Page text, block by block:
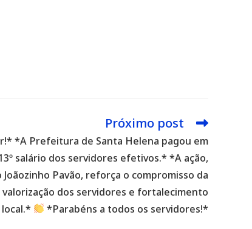
Próximo post
*A Prefeitura de Santa Helena pagou em
salário dos servidores efetivos.* *A ação,
Pavão, reforça o compromisso da
dos servidores e fortalecimento
*Parabéns a todos os servidores!*